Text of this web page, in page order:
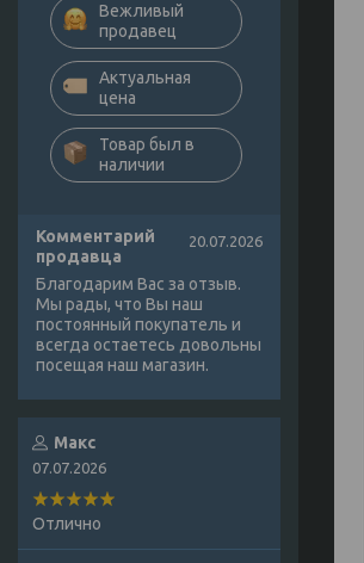
Вежливый
продавец
Актуальная
цена
Товар был в
наличии
Комментарий
продавца
20.07.2026
Благодарим Вас за отзыв.
Мы рады, что Вы наш
постоянный покупатель и
всегда остаетесь довольны
посещая наш магазин.
Макс
07.07.2026
Отлично